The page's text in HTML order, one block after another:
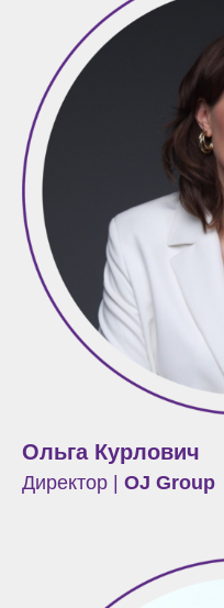
Ольга Курлович
Директор OJ Group